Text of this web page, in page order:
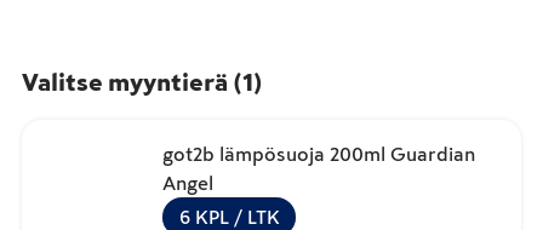
Valitse myyntierä (1)
got2b lämpösuoja 200ml Guardian
Angel
6 KPL / LTK